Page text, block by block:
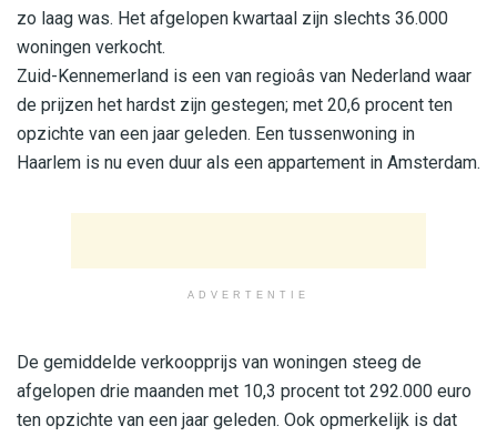
zo laag was. Het afgelopen kwartaal zijn slechts 36.000
woningen verkocht.
Zuid-Kennemerland is een van regioâs van Nederland waar
de prijzen het hardst zijn gestegen; met 20,6 procent ten
opzichte van een jaar geleden. Een tussenwoning in
Haarlem is nu even duur als een appartement in Amsterdam.
ADVERTENTIE
De gemiddelde verkoopprijs van woningen steeg de
afgelopen drie maanden met 10,3 procent tot 292.000 euro
ten opzichte van een jaar geleden. Ook opmerkelijk is dat